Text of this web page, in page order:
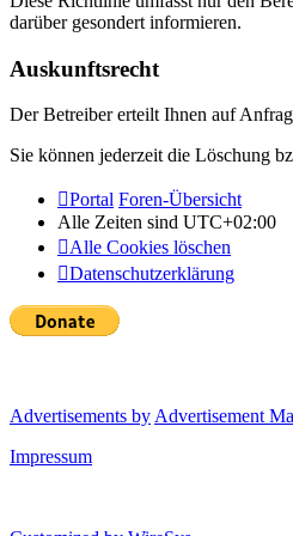
darüber gesondert informieren.
Auskunftsrecht
Der Betreiber erteilt Ihnen auf
Sie können jederzeit die Löschung
Portal Foren-Übersicht
Alle Zeiten sind UTC+02:00
Alle Cookies löschen
Datenschutzerklärung
Advertisements byAdvertisement
Impressum